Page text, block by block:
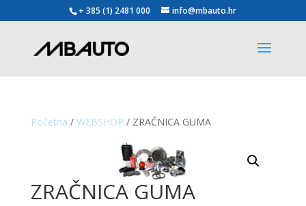
+ 385 (1) 2481 000 info@mbauto.hr
Početna / WEBSHOP / ZRAČNICA GUMA
ZRAČNICA GUMA